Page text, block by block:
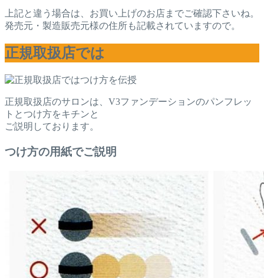
上記と違う場合は、お買い上げのお店までご確認下さいね。
発売元・製造販売元様の住所も記載されていますので。
正規取扱店では
正規取扱店のサロンは、V3ファンデーションのパンフレッ
トとつけ方をキチンと
ご説明しております。
つけ方の用紙でご説明